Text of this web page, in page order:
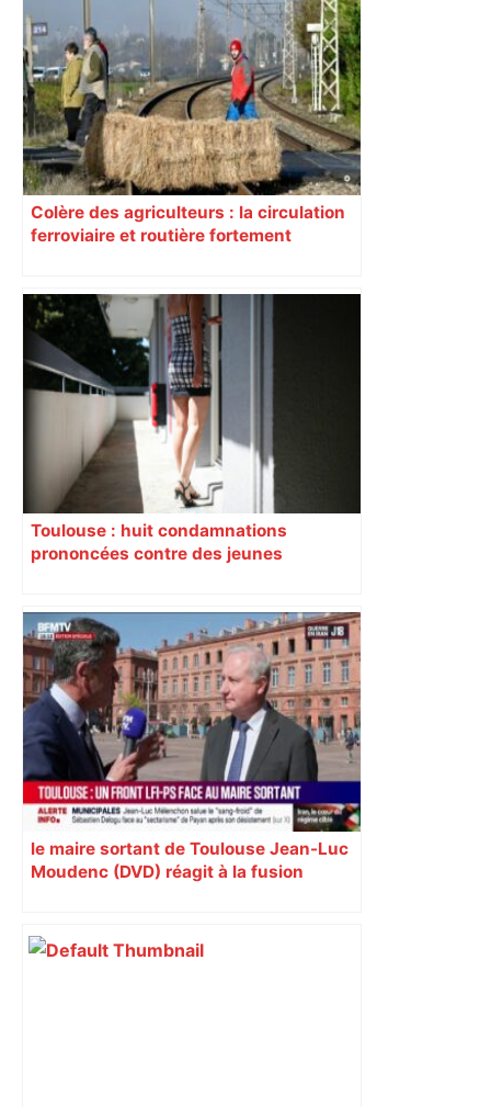
Colère des agriculteurs : la circulation
ferroviaire et routière fortement
Toulouse : huit condamnations
prononcées contre des jeunes
le maire sortant de Toulouse Jean-Luc
Moudenc (DVD) réagit à la fusion